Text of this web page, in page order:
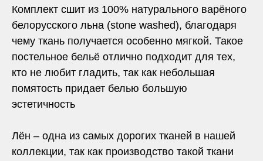
Комплект сшит из 100% натурального варёного
белорусского льна (stone washed), благодаря
чему ткань получается особенно мягкой. Такое
постельное бельё отлично подходит для тех,
кто не любит гладить, так как небольшая
помятость придает белью большую
эстетичность
Лён – одна из самых дорогих тканей в нашей
коллекции, так как производство такой ткани